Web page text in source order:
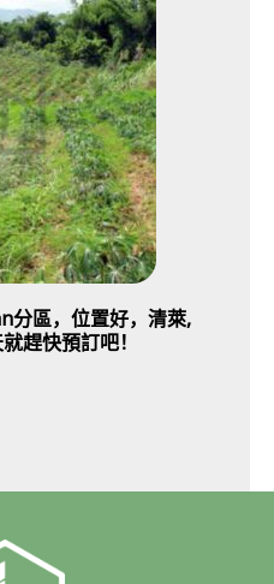
分區，位置好，清萊,
趕快預訂吧！